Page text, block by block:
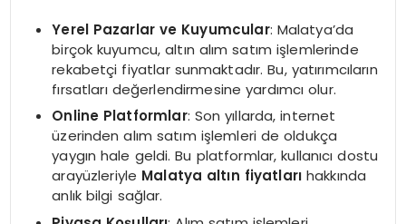
Yerel Pazarlar ve Kuyumcular: Malatya’da
birçok kuyumcu, altın alım satım işlemlerinde
rekabetçi fiyatlar sunmaktadır. Bu, yatırımcıların
fırsatları değerlendirmesine yardımcı olur.
Online Platformlar: Son yıllarda, internet
üzerinden alım satım işlemleri de oldukça
yaygın hale geldi. Bu platformlar, kullanıcı dostu
arayüzleriyle Malatya altın fiyatları hakkında
anlık bilgi sağlar.